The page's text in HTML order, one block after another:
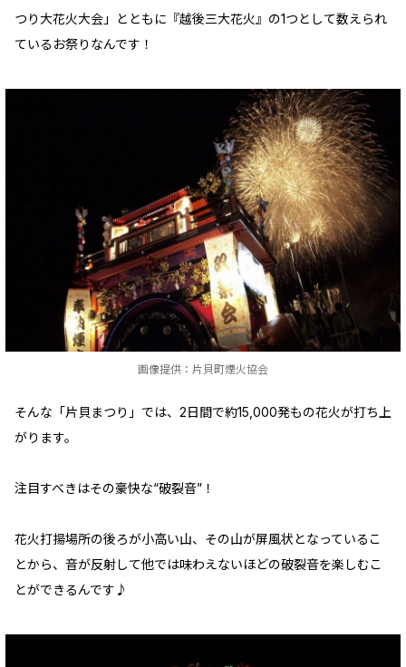
つり大花火大会」とともに『越後三大花火』の1つとして数えられ
ているお祭りなんです！
画像提供：片貝町煙火協会
そんな「片貝まつり」では、2日間で約15,000発もの花火が打ち上
がります。
注目すべきはその豪快な“破裂音”！
花火打揚場所の後ろが小高い山、その山が屏風状となっているこ
とから、音が反射して他では味わえないほどの破裂音を楽しむこ
とができるんです♪